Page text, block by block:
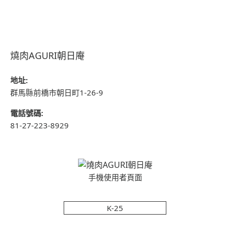
燒肉AGURI朝日庵
地址:
群馬縣前橋市朝日町1-26-9
電話號碼:
81-27-223-8929
手機使用者頁面
K-25